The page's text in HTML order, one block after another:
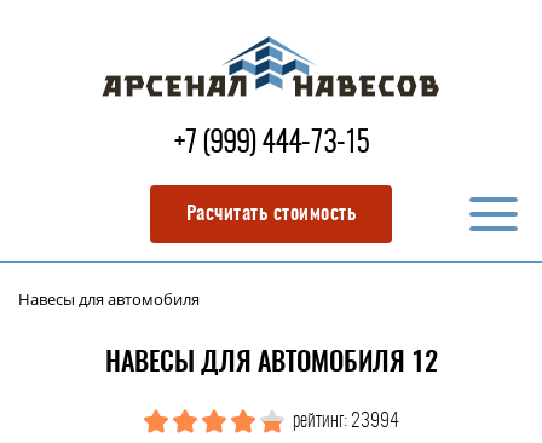
+7 (999) 444-73-15
Расчитать стоимость
Навесы для автомобиля
НАВЕСЫ ДЛЯ АВТОМОБИЛЯ 12
рейтинг: 23994